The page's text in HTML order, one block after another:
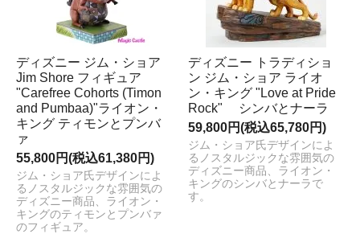
ディズニー ジム・ショア
Jim Shore フィギュア
"Carefree Cohorts (Timon
and Pumbaa)"ライオン・
キング ティモンとプンバ
ァ
55,800円(税込61,380円)
ジム・ショア氏デザインによ
るノスタルジックな雰囲気の
ディズニー商品、ライオン・
キングのティモンとプンバァ
のフィギュア。
ディズニー トラディショ
ン ジム・ショア ライオ
ン・キング "Love at Pride
Rock" シンバとナーラ
59,800円(税込65,780円)
ジム・ショア氏デザインによ
るノスタルジックな雰囲気の
ディズニー商品、ライオン・
キングのシンバとナーラで
す。